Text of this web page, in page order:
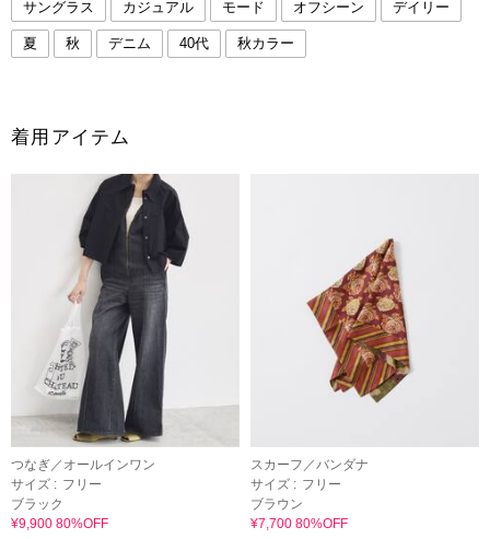
サングラス カジュアル モード オフシーン デイリー
夏 秋 デニム 40代 秋カラー
着用アイテム
つなぎ／オールインワン
サイズ : フリー
ブラック
¥9,900 80%OFF
スカーフ／バンダナ
サイズ : フリー
ブラウン
¥7,700 80%OFF